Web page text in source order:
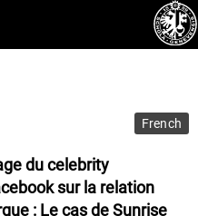
French
du celebrity
sur la relation
: Le cas de Sunrise